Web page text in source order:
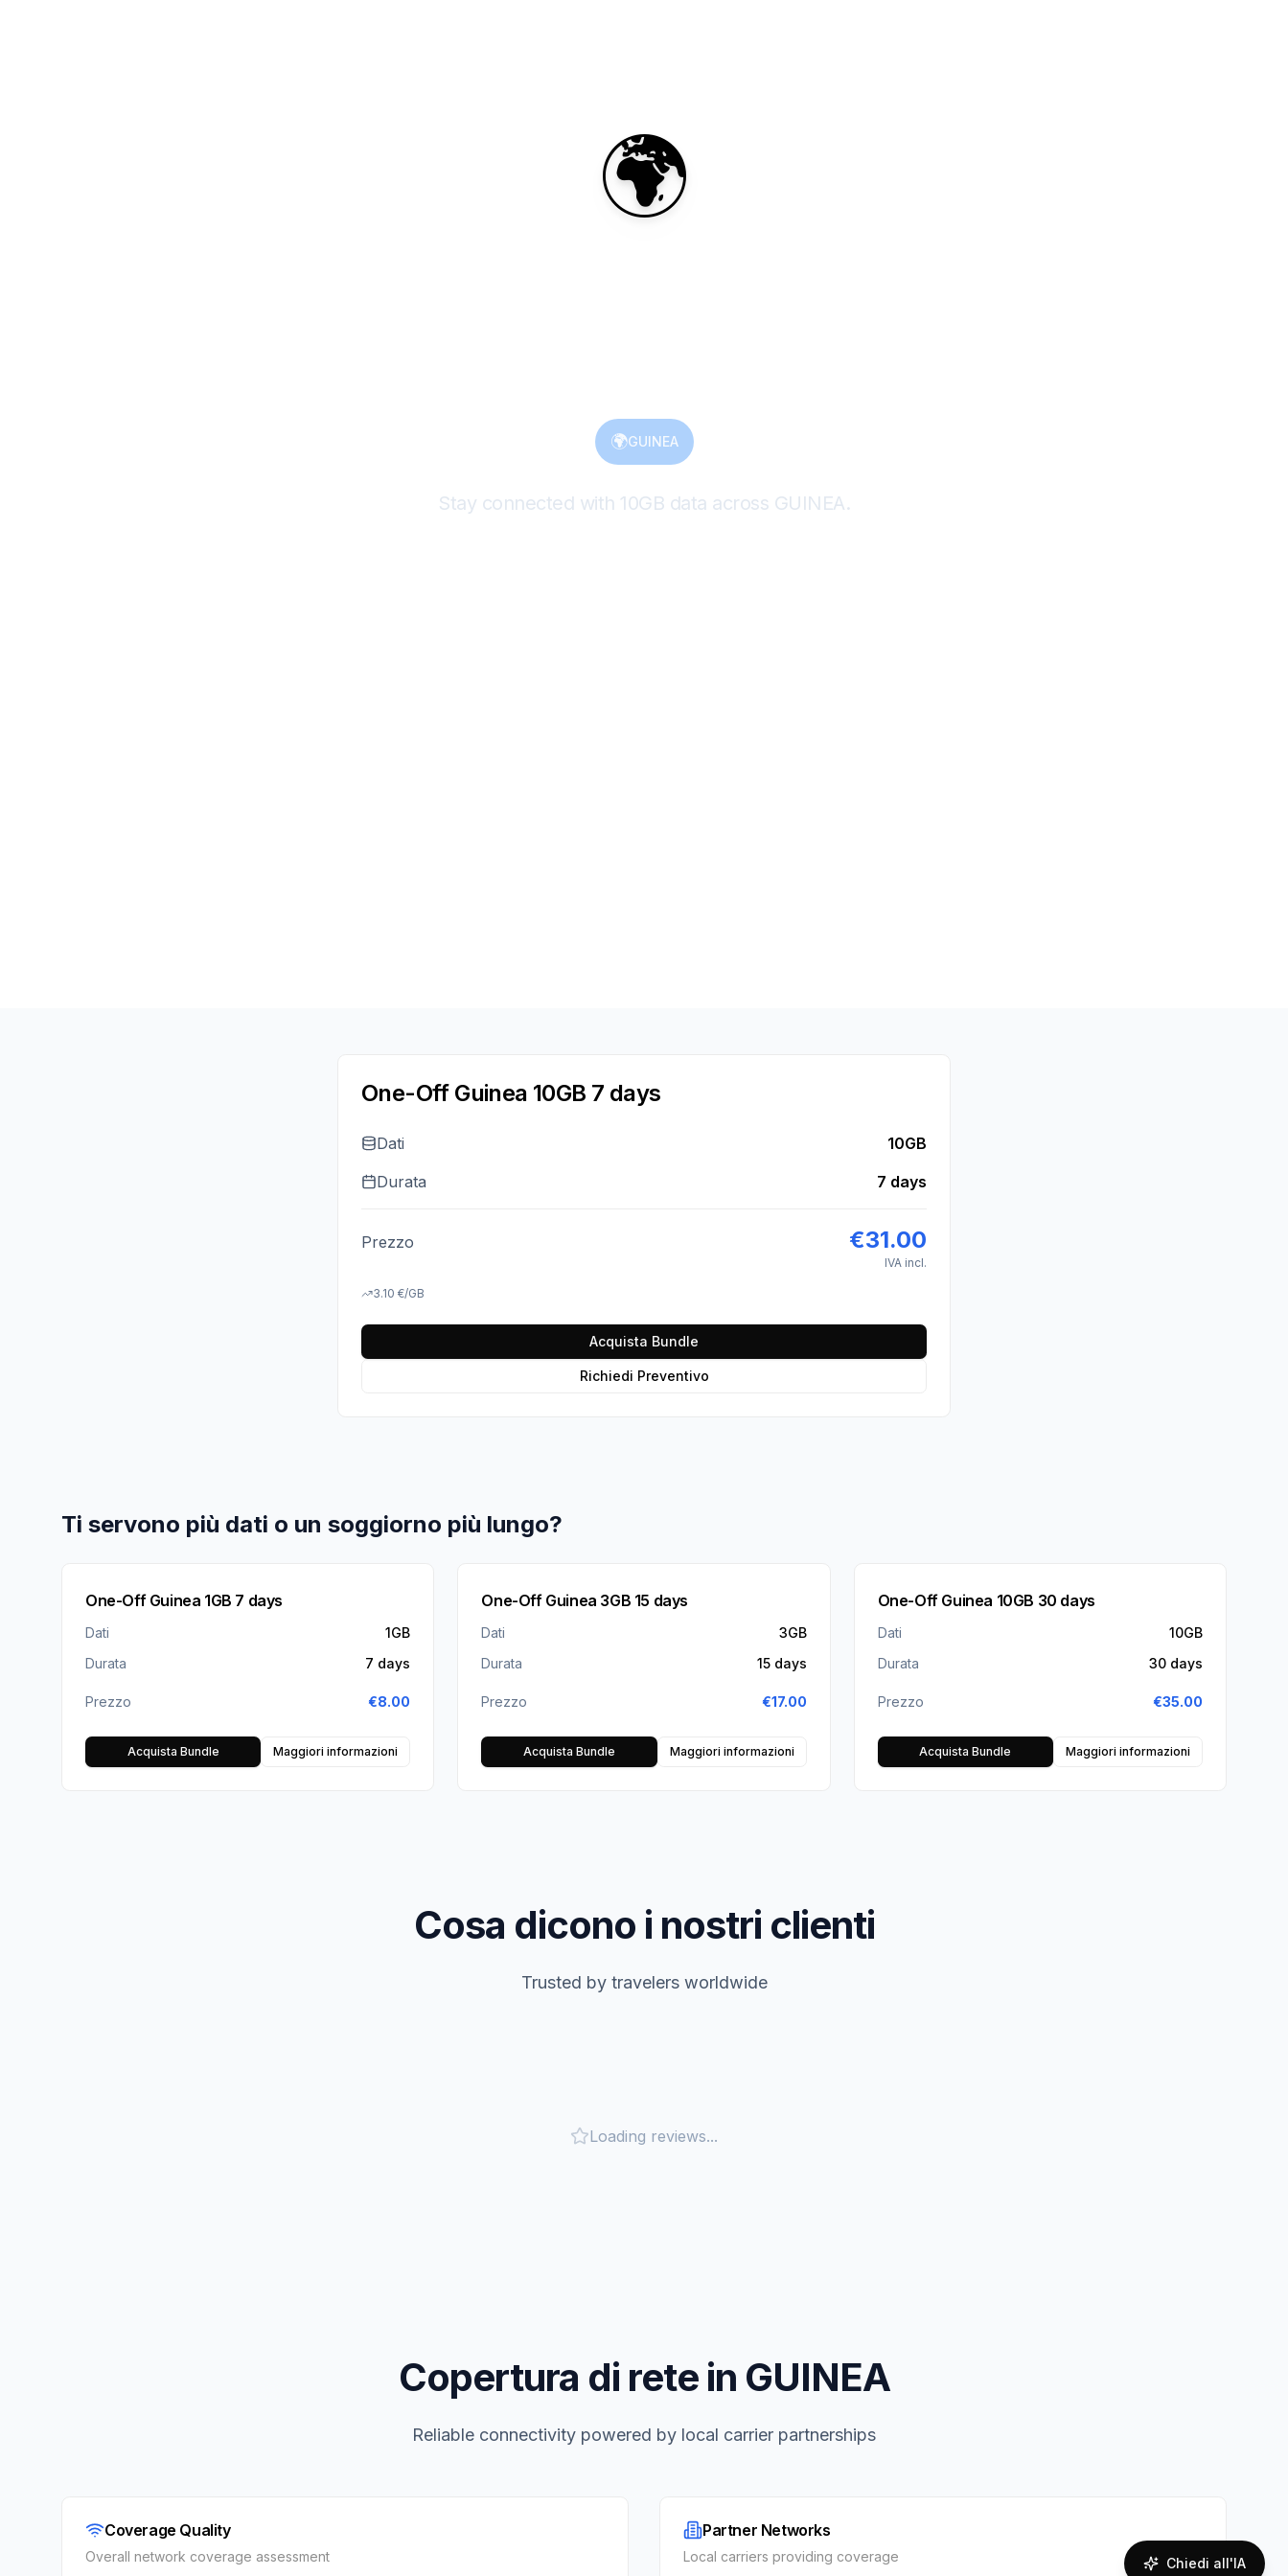
🌍
🌍GUINEA
Stay connected with 10GB data across GUINEA.
One-Off Guinea 10GB 7 days
Dati
10GB
Durata
7 days
Prezzo €31.00
IVA incl.
3.10 €/GB
Acquista Bundle
Richiedi Preventivo
Ti servono più dati o un soggiorno più lungo?
One-Off Guinea 1GB 7 days
Dati
1GB
Durata
7 days
Prezzo €8.00
Acquista Bundle Maggiori informazioni
One-Off Guinea 3GB 15 days
Dati
3GB
Durata
15 days
Prezzo €17.00
Acquista Bundle Maggiori informazioni
One-Off Guinea 10GB 30 days
Dati
10GB
Durata
30 days
Prezzo €35.00
Acquista Bundle Maggiori informazioni
Cosa dicono i nostri clienti
Trusted by travelers worldwide
Loading reviews...
Copertura di rete in GUINEA
Reliable connectivity powered by local carrier partnerships
Coverage Quality
Overall network coverage assessment
Partner Networks
Local carriers providing coverage Chiedi all'IA